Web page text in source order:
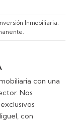
Inmobiliaria.
.
con una
Nos
con